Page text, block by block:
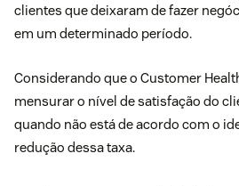
clientes que deixaram de fazer
em um determinado período.
Considerando que o Customer
mensurar o nível de satisfação do
quando não está de acordo com o
redução dessa taxa.